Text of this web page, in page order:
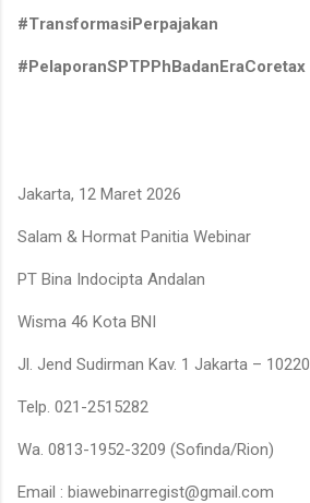
#TransformasiPerpajakan
#PelaporanSPTPPhBadanEraCoretax
Jakarta, 12 Maret 2026
Salam & Hormat Panitia Webinar
PT Bina Indocipta Andalan
Wisma 46 Kota BNI
Jl. Jend Sudirman Kav. 1 Jakarta – 10220
Telp. 021-2515282
Wa. 0813-1952-3209 (Sofinda/Rion)
Email : biawebinarregist@gmail.com